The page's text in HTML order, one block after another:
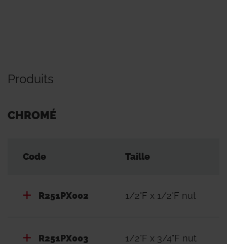
Produits
CHROMÉ
Code Taille
R251PX002 1/2"F x 1/2"F nut
R251PX003 1/2"F x 3/4"F nut